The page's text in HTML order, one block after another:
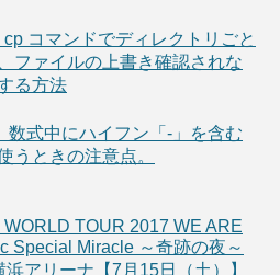
cp コマンドでディレクトリごと
ファイルの上書き確認されな
る方法
数式中にハイフン「-」を含む
うときの注意点。
WORLD TOUR 2017 WE ARE
Special Miracle ～奇跡の夜～
アリーナ【7月15日（土）】